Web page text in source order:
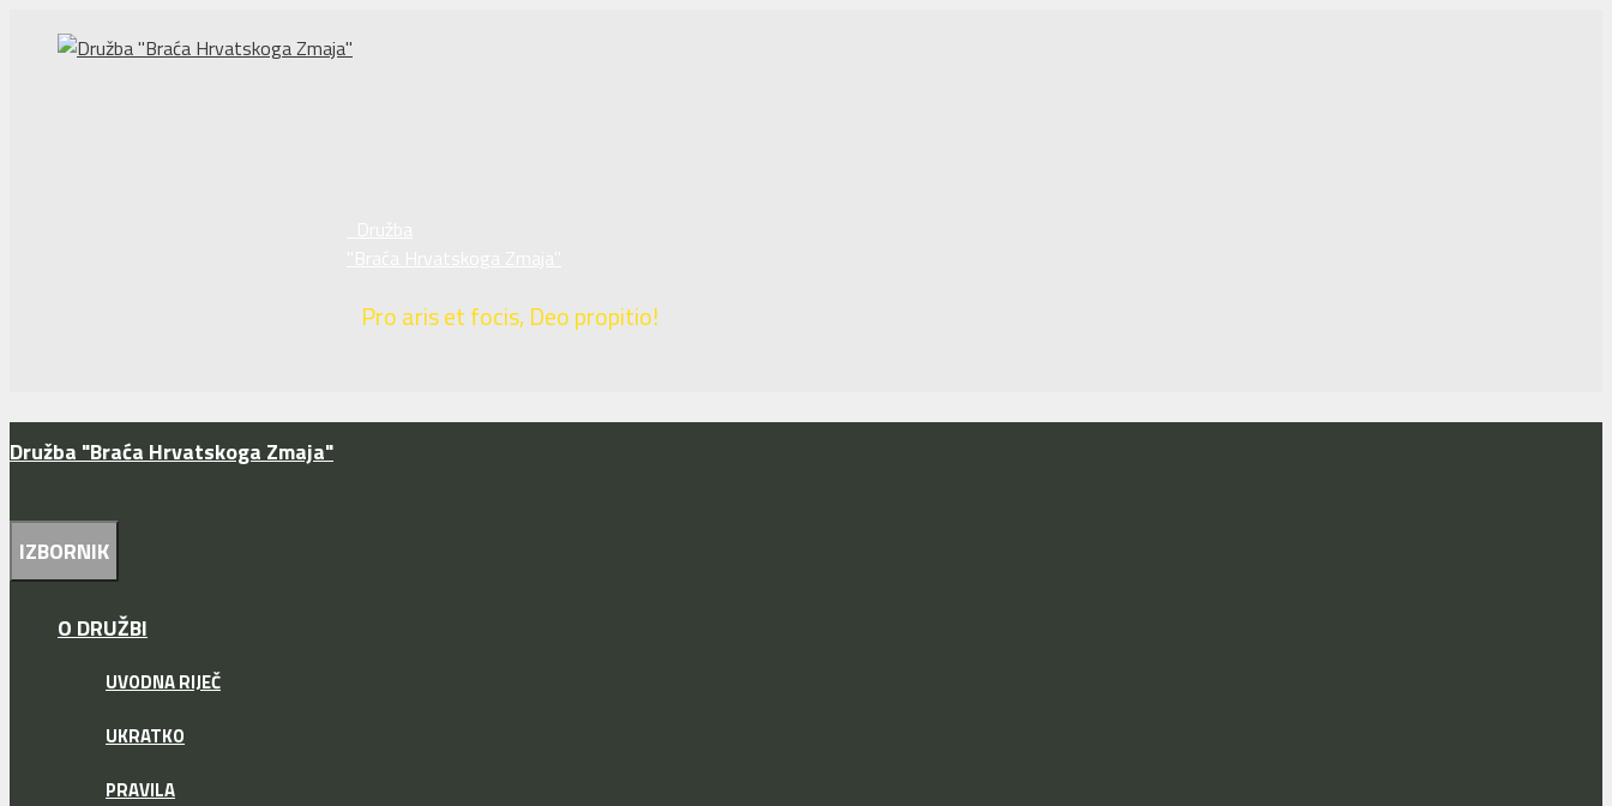
Pro aris et focis, Deo propitio!
Družba "Braća Hrvatskoga Zmaja"
IZBORNIK
O DRUŽBI
UVODNA RIJEČ
UKRATKO
PRAVILA